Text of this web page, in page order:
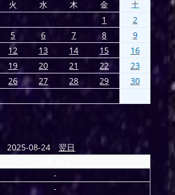
火 水 木 金
土
1
2
5 6 7 8
9
12 13 14 15
16
19 20 21 22
23
26 27 28 29
30
2025-08-24 翌日
-
-